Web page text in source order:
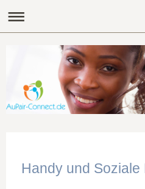
Handy und Soziale